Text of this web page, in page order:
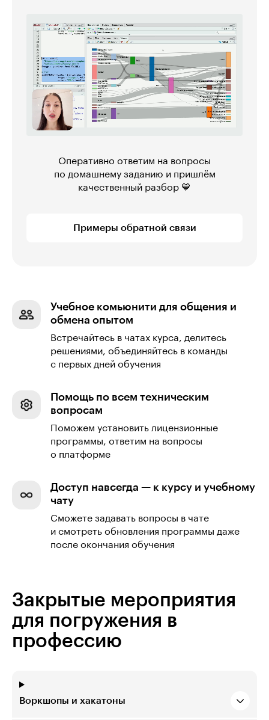
Оперативно ответим на вопросы
по домашнему заданию и пришлём
качественный разбор 💙
Примеры обратной связи
Учебное комьюнити для общения и
обмена опытом
Встречайтесь в чатах курса, делитесь
решениями, объединяйтесь в команды
с первых дней обучения
Помощь по всем техническим
вопросам
Поможем установить лицензионные
программы, ответим на вопросы
о платформе
Доступ навсегда — к курсу и учебному
чату
Сможете задавать вопросы в чате
и смотреть обновления программы даже
после окончания обучения
Закрытые мероприятия
для погружения в
профессию
Воркшопы и хакатоны